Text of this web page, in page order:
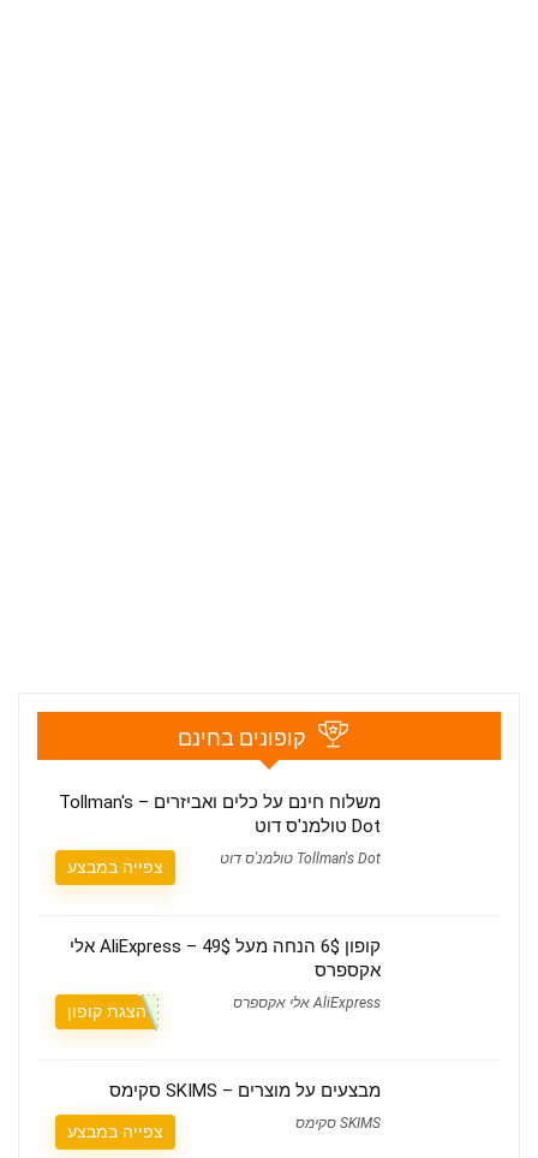
קופונים בחינם
משלוח חינם על כלים ואביזרים – Tollman's
Dot טולמנ'ס דוט
Tollman's Dot טולמנ'ס דוט צפייה במבצע
קופון 6$ הנחה מעל 49$ – AliExpress אלי
אקספרס
AliExpress אלי אקספרס הצגת קופון
מבצעים על מוצרים – SKIMS סקימס
SKIMS סקימס צפייה במבצע